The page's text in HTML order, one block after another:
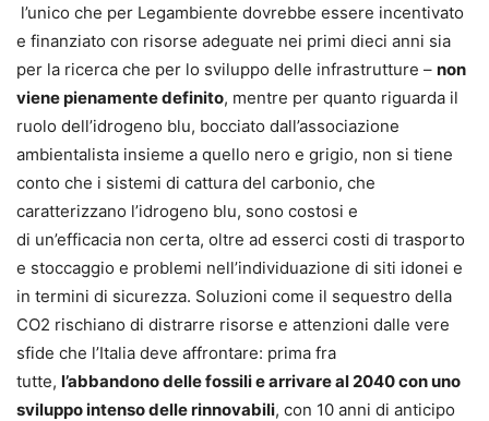
l’unico che per Legambiente dovrebbe essere incentivato
e finanziato con risorse adeguate nei primi dieci anni sia
per la ricerca che per lo sviluppo delle infrastrutture – non
viene pienamente definito, mentre per quanto riguarda il
ruolo dell’idrogeno blu, bocciato dall’associazione
ambientalista insieme a quello nero e grigio, non si tiene
conto che i sistemi di cattura del carbonio, che
caratterizzano l’idrogeno blu, sono costosi e
di un’efficacia non certa, oltre ad esserci costi di trasporto
e stoccaggio e problemi nell’individuazione di siti idonei e
in termini di sicurezza. Soluzioni come il sequestro della
CO2 rischiano di distrarre risorse e attenzioni dalle vere
sfide che l’Italia deve affrontare: prima fra
tutte, l’abbandono delle fossili e arrivare al 2040 con uno
sviluppo intenso delle rinnovabili, con 10 anni di anticipo